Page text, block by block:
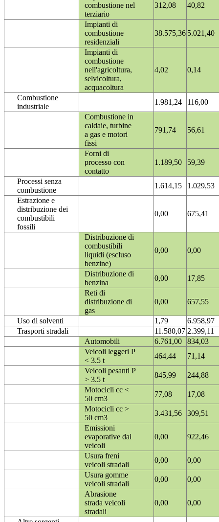
combustione nel
terziario
312,08 40,82
Impianti di
combustione
residenziali
38.575,36 5.021,40
Impianti di
combustione
nell'agricoltura,
selvicoltura,
acquacoltura
4,02 0,14
Combustione
industriale
1.981,24
116,00
Combustione in
caldaie, turbine
a gas e motori
fissi
791,74 56,61
Forni di
processo con
contatto
1.189,50 59,39
Processi senza
combustione
1.614,15
1.029,53
Estrazione e
distribuzione dei
combustibili
fossili
0,00 675,41
Distribuzione di
combustibili
liquidi (escluso
benzine)
0,00 0,00
Distribuzione di
benzina
0,00
17,85
Reti di
distribuzione di
gas
0,00 657,55
Uso di solventi 1,79
6.958,97
Trasporti stradali
11.580,07 2.399,11
Automobili
6.761,00
834,03
Veicoli leggeri P
< 3.5 t
464,44
71,14
Veicoli pesanti P
> 3.5 t
845,99
244,88
Motocicli cc <
50 cm3
77,08
17,08
Motocicli cc >
50 cm3
3.431,56
309,51
Emissioni
evaporative dai
veicoli
0,00 922,46
Usura freni
veicoli stradali
0,00
0,00
Usura gomme
veicoli stradali
0,00
0,00
Abrasione
strada veicoli
stradali
0,00 0,00